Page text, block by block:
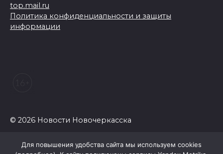
top.mail.ru
Политика конфиденциальности и защиты
информации
© 2026 Новости Новочеркасска
Для повышения удобства сайта мы используем cookies